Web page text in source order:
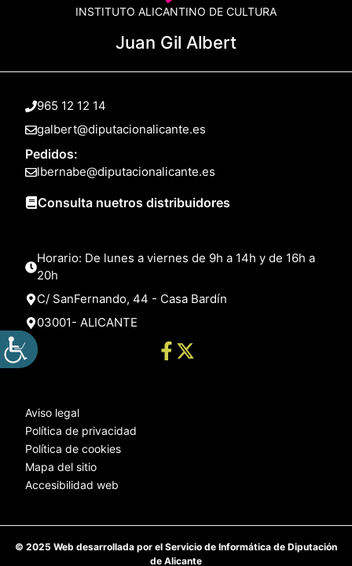
INSTITUTO ALICANTINO DE CULTURA
Juan Gil Albert
965 12 12 14
galbert@diputacionalicante.es
Pedidos:
lbernabe@diputacionalicante.es
Consulta nuetros distribuidores
Horario: De lunes a viernes de 9h a 14h y de 16h a
20h
C/ SanFernando, 44 - Casa Bardín
03001- ALICANTE
Aviso legal
Política de privacidad
Política de cookies
Mapa del sitio
Accesibilidad web
© 2025 Web desarrollada por el Servicio de Informática de Diputación
de Alicante